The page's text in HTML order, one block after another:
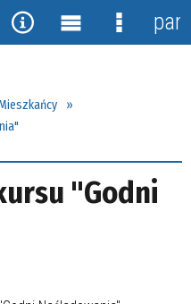
"Godni
Narzędzia
MenuMenu